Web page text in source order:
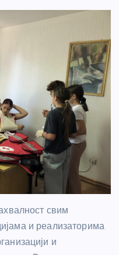
свим
и реализаторима
и